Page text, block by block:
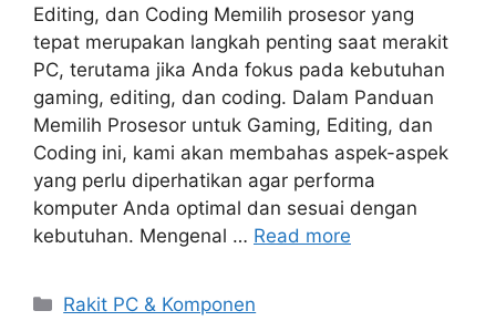
Editing, dan Coding Memilih prosesor yang
tepat merupakan langkah penting saat merakit
PC, terutama jika Anda fokus pada kebutuhan
gaming, editing, dan coding. Dalam Panduan
Memilih Prosesor untuk Gaming, Editing, dan
Coding ini, kami akan membahas aspek-aspek
yang perlu diperhatikan agar performa
komputer Anda optimal dan sesuai dengan
kebutuhan. Mengenal … Read more
Categories
Rakit PC & Komponen